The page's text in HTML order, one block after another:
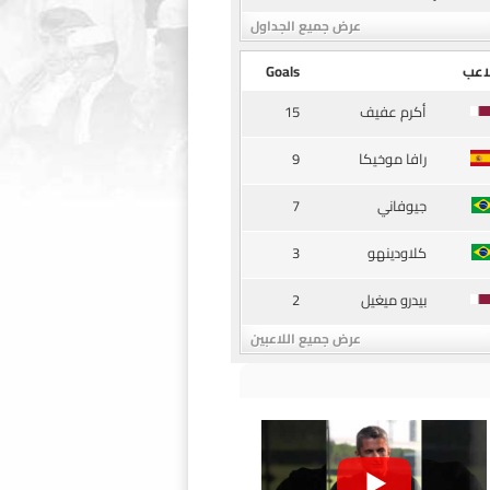
عرض جميع الجداول
Goals
أكرم عفيف
15
رافا موخيكا
9
جيوفاني
7
كلاودينهو
3
بيدرو ميغيل
2
عرض جميع اللاعبين